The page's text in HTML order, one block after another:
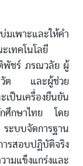
เพาะและให้คำ
เทคโนโลยี
ติพัชร์ ภรณวลัย ผู้
วัต และผู้ช่วย
ป็นเครื่องยืนยัน
กศึกษาไทย โดย
ะบบจัดการฐาน
รสอบปฏิบัติจริง
มแข็งแกร่งและ